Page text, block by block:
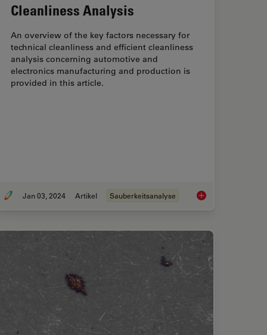
Batteriepartikeln während des Produktionsprozesses
Cleanliness Analysis
An overview of the key factors necessary for
technical cleanliness and efficient cleanliness
analysis concerning automotive and
electronics manufacturing and production is
provided in this article.
Jan 03, 2024 Artikel Sauberkeitsanalyse Key Factors for